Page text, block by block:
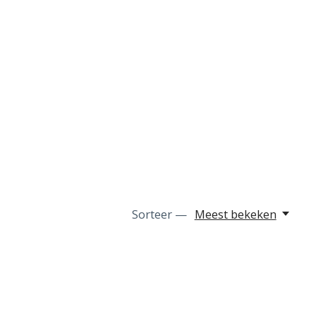
Sorteer — Meest bekeken